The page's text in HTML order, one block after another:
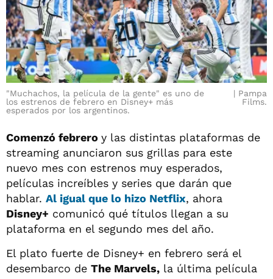
"Muchachos, la película de la gente" es uno de
los estrenos de febrero en Disney+ más
esperados por los argentinos.
Pampa
Films.
Comenzó febrero y las distintas plataformas de
streaming anunciaron sus grillas para este
nuevo mes con estrenos muy esperados,
películas increíbles y series que darán que
hablar. Al igual que lo hizo Netflix, ahora
Disney+ comunicó qué títulos llegan a su
plataforma en el segundo mes del año.
El plato fuerte de Disney+ en febrero será el
desembarco de The Marvels, la última película